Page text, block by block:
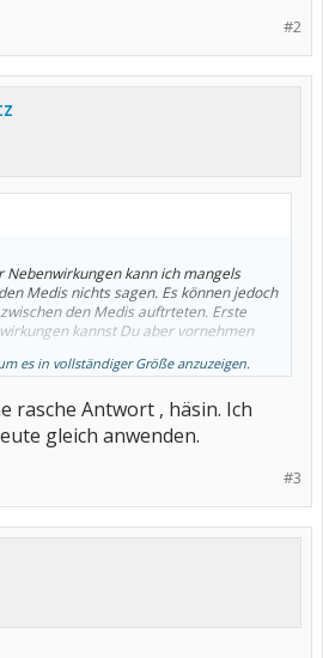
#2
Nebenwirkungen kann ich mangels
Medis nichts sagen. Es können jedoch
den Medis auftrteten. Erste
kannst Du aber vornehmen
Medikamente
wahrscheinlich etwas mühsam, aber
Apotheker.
es in vollständiger Größe anzuzeigen.
rasche Antwort , häsin. Ich
gleich anwenden.
#3